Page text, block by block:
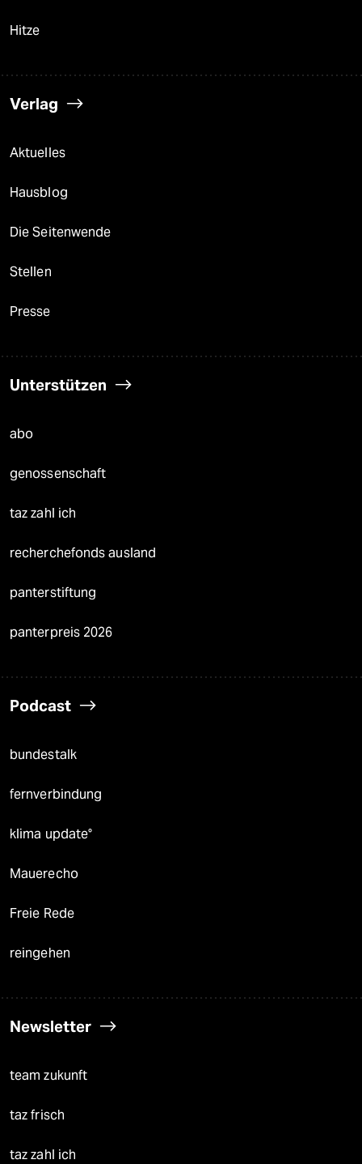
Hitze
Verlag
Aktuelles
Hausblog
Die Seitenwende
Stellen
Presse
Unterstützen
abo
genossenschaft
taz zahl ich
recherchefonds ausland
panterstiftung
panterpreis 2026
Podcast
bundestalk
fernverbindung
klima update°
Mauerecho
Freie Rede
reingehen
Newsletter
team zukunft
taz frisch
taz zahl ich